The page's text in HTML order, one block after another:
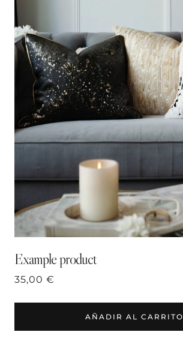
Example product
35,00 €
AÑADIR AL CARRITO